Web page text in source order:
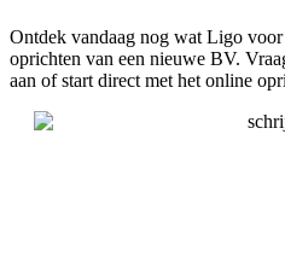
Ontdek vandaag nog wat Ligo
oprichten van een nieuwe BV.
aan of start direct met het online